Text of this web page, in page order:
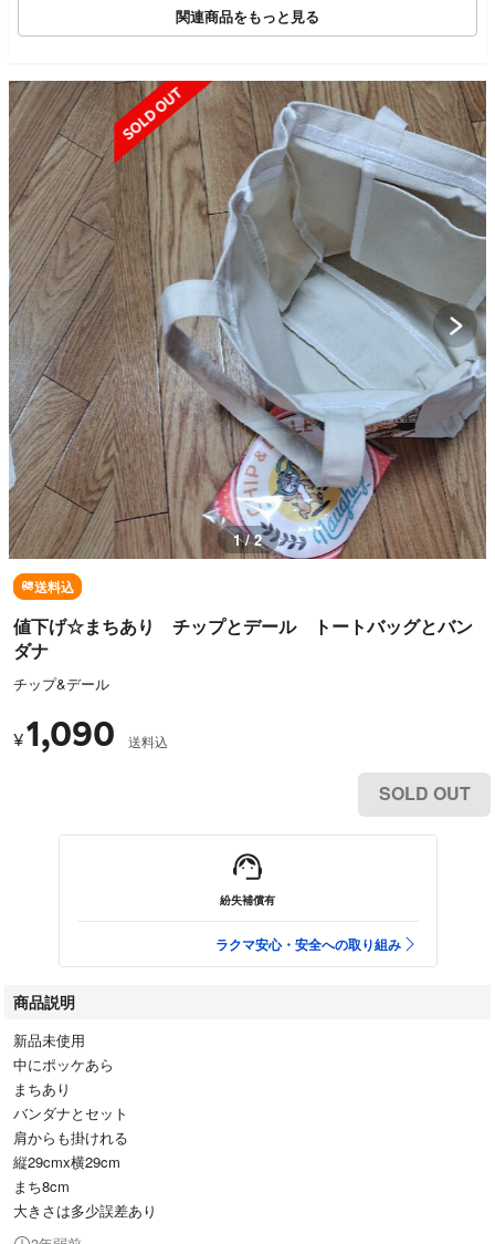
関連商品をもっと見る
SOLD OUT
1 / 2
送料込
値下げ☆まちあり チップとデール トートバッグとバン
ダナ
チップ&デール
¥1,090 送料込
SOLD OUT
紛失補償有
ラクマ安心・安全への取り組み
商品説明
新品未使用
中にポッケあら
まちあり
バンダナとセット
肩からも掛けれる
縦29cmx横29cm
まち8cm
大きさは多少誤差あり